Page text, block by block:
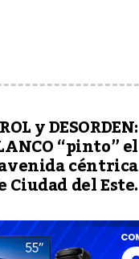
y DESORDEN:
“pinto” el
céntrica
Ciudad del Este.